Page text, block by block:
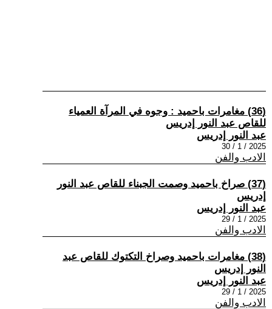
(36) مغامرات باحميد : وجوه في المرآة العمياء
للقاص عبد النور إدريس
عبد النور إدريس
2025 / 1 / 30
الادب والفن
(37) صراخ باحميد وصمت الجبناء للقاص عبد النور
إدريس
عبد النور إدريس
2025 / 1 / 29
الادب والفن
(38) مغامرات باحميد وصراخ التكتوك للقاص عبد
النور إدريس
عبد النور إدريس
2025 / 1 / 29
الادب والفن